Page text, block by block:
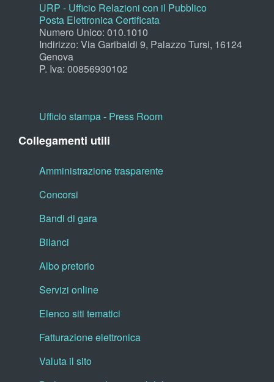
URP - Ufficio Relazioni con il Pubblico
Posta Elettronica Certificata
Numero Unico: 010.1010
Indirizzo: Via Garibaldi 9, Palazzo Tursi, 16124
Genova
P. Iva: 00856930102
Ufficio stampa - Press Room
Collegamenti utili
Amministrazione trasparente
Concorsi
Bandi di gara
Bilanci
Albo pretorio
Servizi online
Elenco siti tematici
Fatturazione elettronica
Valuta il sito